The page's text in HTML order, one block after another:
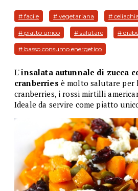
# facile # vegetariana # celiachia
# piatto unico # salutare #
# basso consumo energetico
L'insalata autunnale di zucca
cranberries è molto salutare per
cranberries, i rossi mirtilli
Ideale da servire come piatto